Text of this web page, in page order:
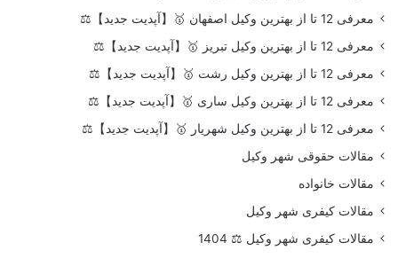
معرفی 12 تا از بهترین وکیل اصفهان 🥇【آپدیت جدید】⚖️
معرفی 12 تا از بهترین وکیل تبریز 🥇【آپدیت جدید】⚖️
معرفی 12 تا از بهترین وکیل رشت 🥇【آپدیت جدید】⚖️
معرفی 12 تا از بهترین وکیل ساری 🥇【آپدیت جدید】⚖️
معرفی 12 تا از بهترین وکیل شهریار 🥇【آپدیت جدید】⚖️
مقالات حقوقی شهر وکیل
مقالات خانواده
مقالات کیفری شهر وکیل
مقالات کیفری شهر وکیل ⚖️ 1404